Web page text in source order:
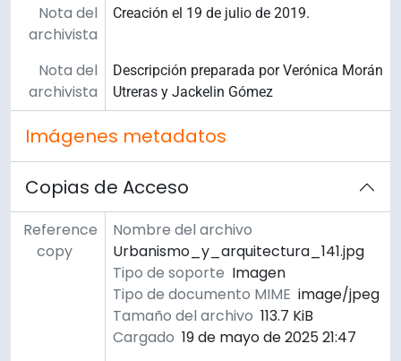
Nota del
archivista
Creación el 19 de julio de 2019.
Nota del
archivista
Descripción preparada por Verónica Morán
Utreras y Jackelin Gómez
Imágenes metadatos
Copias de Acceso
Reference
copy
Nombre del archivo
Urbanismo_y_arquitectura_141.jpg
Tipo de soporte Imagen
Tipo de documento MIME image/jpeg
Tamaño del archivo 113.7 KiB
Cargado 19 de mayo de 2025 21:47